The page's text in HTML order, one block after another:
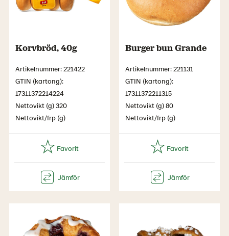
Korvbröd, 40g
Artikelnummer: 221422
GTIN (kartong):
17311372214224
Nettovikt (g) 320
Nettovikt/frp (g)
Burger bun Grande
Artikelnummer: 221131
GTIN (kartong):
17311372211315
Nettovikt (g) 80
Nettovikt/frp (g)